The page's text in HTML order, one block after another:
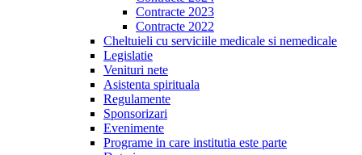
Contracte 2023
Contracte 2022
Cheltuieli cu serviciile medicale si nemedicale
Legislatie
Venituri nete
Asistenta spirituala
Regulamente
Sponsorizari
Evenimente
Programe in care institutia este parte